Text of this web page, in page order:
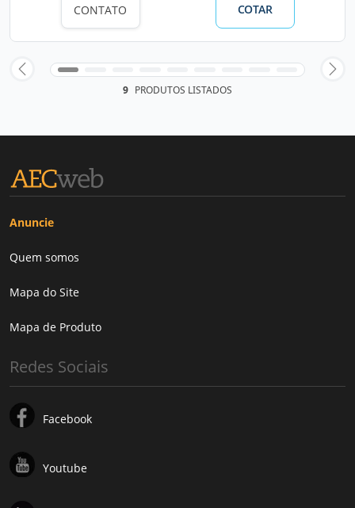
CONTATO COTAR
9 PRODUTOS LISTADOS
Anuncie
Quem somos
Mapa do Site
Mapa de Produto
Redes Sociais
Facebook
Youtube